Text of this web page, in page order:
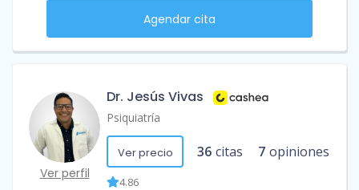
Agendar cita
Ver perfil
Dr. Jesús Vivas
Psiquiatría
Ver precio 36 citas 7 opiniones
4.86